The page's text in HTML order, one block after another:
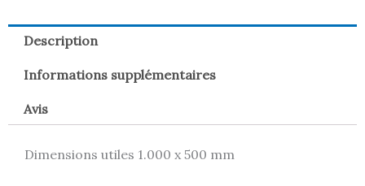
Description
Informations supplémentaires
Avis
Dimensions utiles 1.000 x 500 mm